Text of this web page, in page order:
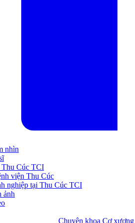
nhìn
Thu Cúc TCI
viện Thu Cúc
nghiệp tại Thu Cúc TCI
ảnh
Chuyên khoa Cơ